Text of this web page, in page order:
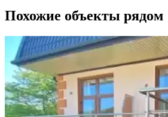
Похожие объекты рядом